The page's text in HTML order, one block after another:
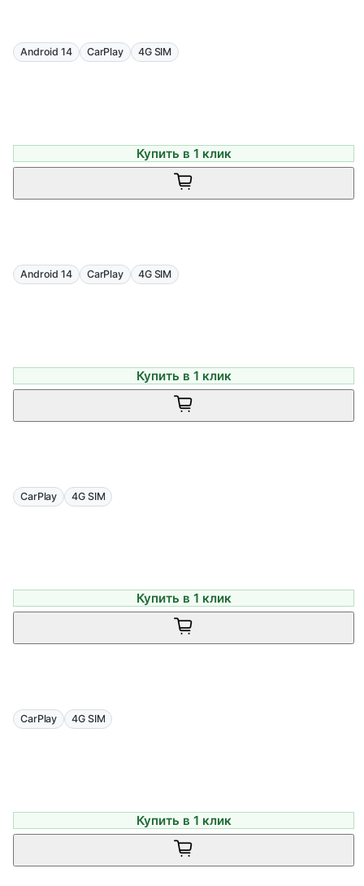
Android 14 CarPlay 4G SIM
Купить в 1 клик
Android 14 CarPlay 4G SIM
Купить в 1 клик
CarPlay 4G SIM
Купить в 1 клик
CarPlay 4G SIM
Купить в 1 клик